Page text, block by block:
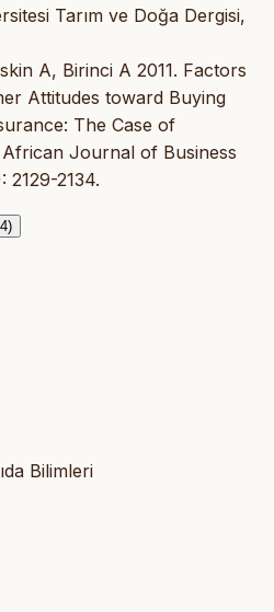
Tarım ve Doğa Dergisi,
A, Birinci A 2011. Factors
Attitudes toward Buying
The Case of
Journal of Business
2129-2134.
Bilimleri